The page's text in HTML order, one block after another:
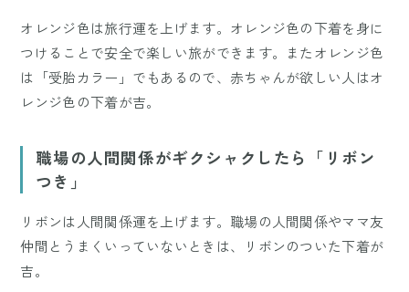
オレンジ色は旅行運を上げます。オレンジ色の下着を身に
つけることで安全で楽しい旅ができます。またオレンジ色
は「受胎カラー」でもあるので、赤ちゃんが欲しい人はオ
レンジ色の下着が吉。
職場の人間関係がギクシャクしたら「リボン
つき」
リボンは人間関係運を上げます。職場の人間関係やママ友
仲間とうまくいっていないときは、リボンのついた下着が
吉。